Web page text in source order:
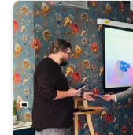
完了！Absolute